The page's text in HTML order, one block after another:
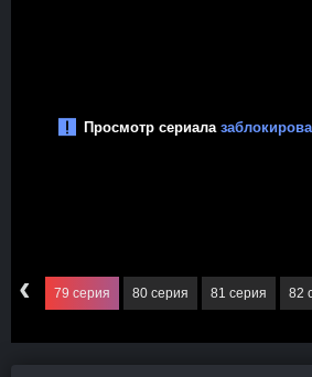
‹ 79 серия 80 серия 81 серия 82